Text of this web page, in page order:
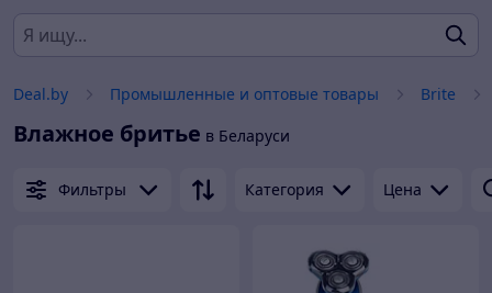
Deal.by Промышленные и оптовые товары Brite
Влажное бритье в Беларуси
Фильтры Категория Цена